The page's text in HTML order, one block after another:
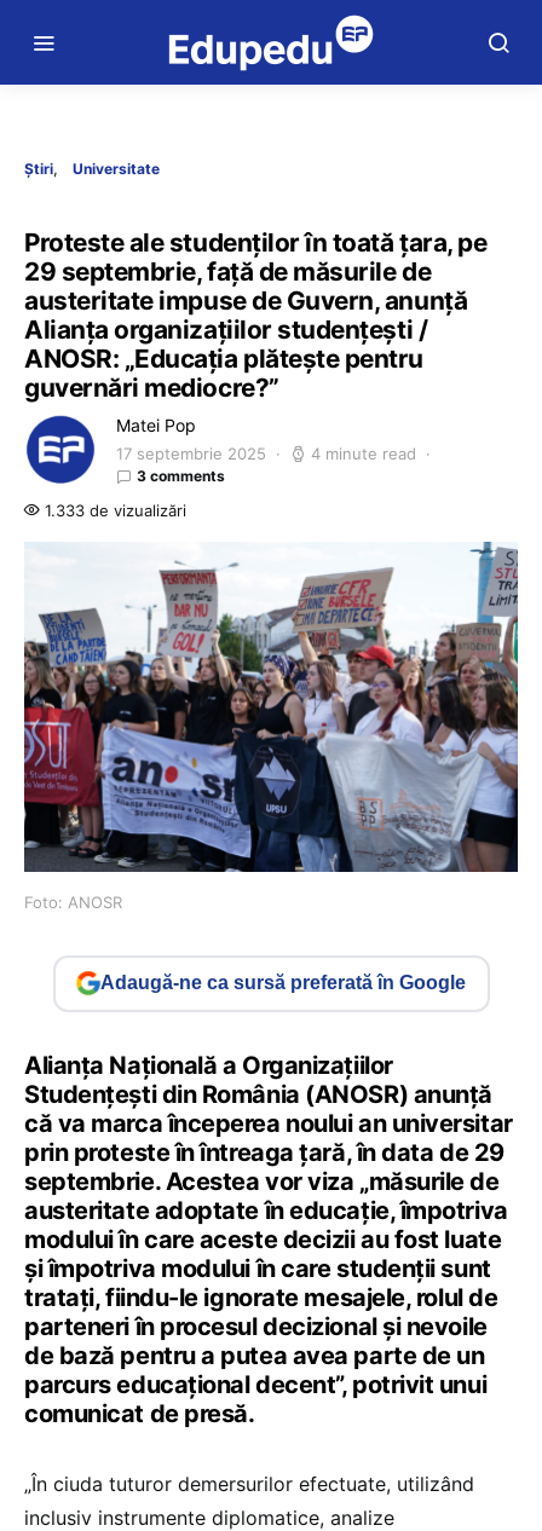
Știri Universitate
Proteste ale studenților în toată țara, pe
29 septembrie, față de măsurile de
austeritate impuse de Guvern, anunță
Alianța organizațiilor studențești /
ANOSR: „Educația plătește pentru
guvernări mediocre?”
Matei Pop
17 septembrie 2025 4 minute read
3 comments
1.333 de vizualizări
Foto: ANOSR
Adaugă-ne ca sursă preferată în Google
Alianța Națională a Organizațiilor
Studențești din România (ANOSR) anunță
că va marca începerea noului an universitar
prin proteste în întreaga țară, în data de 29
septembrie. Acestea vor viza „măsurile de
austeritate adoptate în educație, împotriva
modului în care aceste decizii au fost luate
și împotriva modului în care studenții sunt
tratați, fiindu-le ignorate mesajele, rolul de
parteneri în procesul decizional și nevoile
de bază pentru a putea avea parte de un
parcurs educațional decent”, potrivit unui
comunicat de presă.
„În ciuda tuturor demersurilor efectuate, utilizând
inclusiv instrumente diplomatice, analize